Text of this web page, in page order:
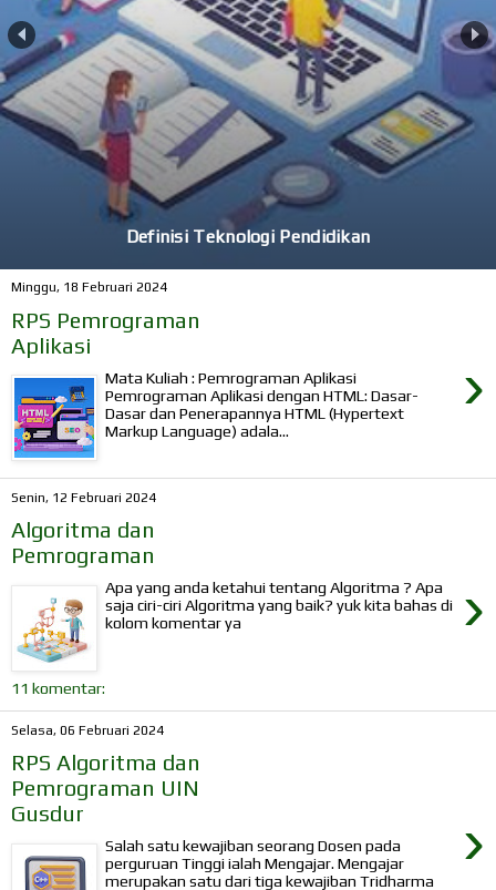
Definisi Teknologi Pendidikan
Minggu, 18 Februari 2024
RPS Pemrograman
Aplikasi
›
Mata Kuliah : Pemrograman Aplikasi
Pemrograman Aplikasi dengan HTML: Dasar-
Dasar dan Penerapannya HTML (Hypertext
Markup Language) adala...
Senin, 12 Februari 2024
Algoritma dan
Pemrograman
›
Apa yang anda ketahui tentang Algoritma ? Apa
saja ciri-ciri Algoritma yang baik? yuk kita bahas di
kolom komentar ya
11 komentar:
Selasa, 06 Februari 2024
RPS Algoritma dan
Pemrograman UIN
Gusdur
›
Salah satu kewajiban seorang Dosen pada
perguruan Tinggi ialah Mengajar. Mengajar
merupakan satu dari tiga kewajiban Tridharma